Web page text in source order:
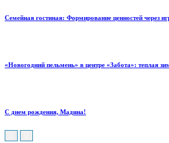
Семейная гостиная: Формирование ценностей через
«Новогодний пельмень» в центре «Забота»: теплая
С днем рождения, Мадина!